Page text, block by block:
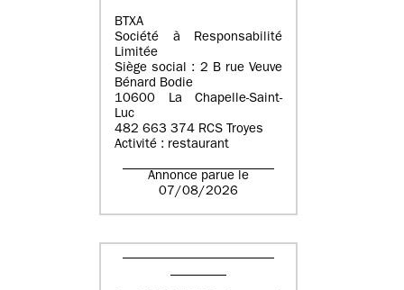
BTXA
Société à Responsabilité
Limitée
Siège social : 2 B rue Veuve
Bénard Bodie
10600 La Chapelle-Saint-
Luc
482 663 374 RCS Troyes
Activité : restaurant
Annonce parue le
07/08/2026